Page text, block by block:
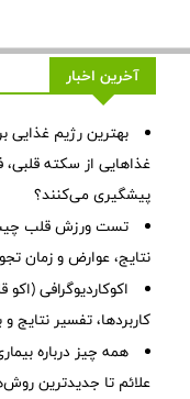
آخرین اخبار
بهترین رژیم غذایی
غذاهایی از سکته قلبی،
پیشگیری می‌کنند؟
تست ورزش قلب
نتایج، عوارض و زمان
اکوکاردیوگرافی
کاربردها، تفسیر
همه چیز درباره
علائم تا جدیدترین